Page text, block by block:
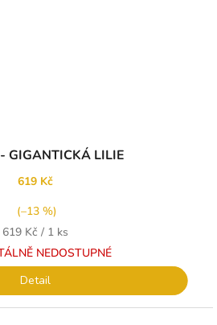
GIGANTICKÁ LILIE
619 Kč
(–13 %)
Měrná
cena:
619 Kč / 1 ks
NEDOSTUPNÉ
Detail